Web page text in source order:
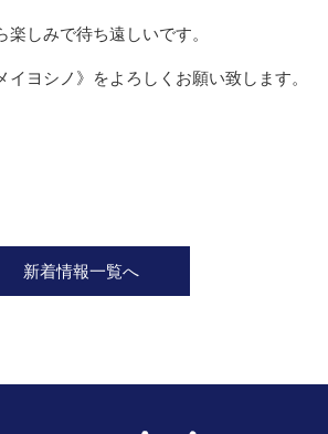
楽しみで待ち遠しいです。
ヨシノ》をよろしくお願い致します。
新着情報一覧へ